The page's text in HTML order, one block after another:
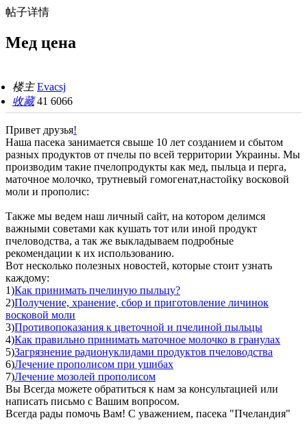
帖子详情
Мед цена
楼主Evacsj
收藏 41 6066
Привет друзья!
Наша пасека занимается свыше 10 лет созданием и сбытом
разных продуктов от пчелы по всей территории Украины. Мы
производим такие пчелопродукты как мед, пыльца и перга,
маточное молочко, трутневый гомогенат,настойку восковой
моли и прополис:
Также мы ведем наш личный сайт, на котором делимся
важными советами как кушать тот или иной продукт
пчеловодства, а так же выкладываем подробные
рекомендации к их использованию.
Вот несколько полезных новостей, которые стоит узнать
каждому:
1)Как принимать пчелиную пыльцу?
2)Получение, хранение, сбор и приготовление личинок
восковой моли
3)Противопоказания к цветочной и пчелиной пыльцы
4)Как правильно принимать маточное молочко в гранулах
5)Загрязнение радионуклидами продуктов пчеловодства
6)Лечение прополисом при ушибах
7)Лечение мозолей прополисом
Вы Всегда можете обратиться к нам за консультацией или
написать письмо с Вашим вопросом.
Всегда рады помочь Вам! С уважением, пасека "Пчеландия"